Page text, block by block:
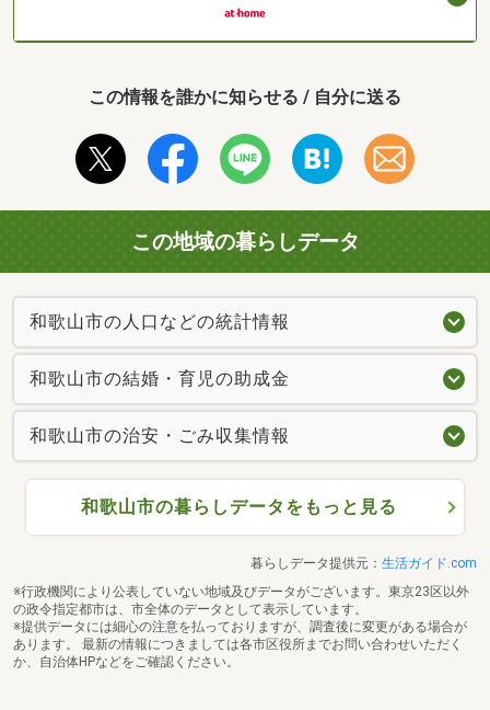
この情報を誰かに知らせる / 自分に送る
この地域の暮らしデータ
和歌山市の人口などの統計情報
和歌山市の結婚・育児の助成金
和歌山市の治安・ごみ収集情報
和歌山市の暮らしデータをもっと見る
暮らしデータ提供元： 生活ガイド.com
※行政機関により公表していない地域及びデータがございます。東京23区以外
の政令指定都市は、市全体のデータとして表示しています。
※提供データには細心の注意を払っておりますが、調査後に変更がある場合が
あります。 最新の情報につきましては各市区役所までお問い合わせいただく
か、自治体HPなどをご確認ください。